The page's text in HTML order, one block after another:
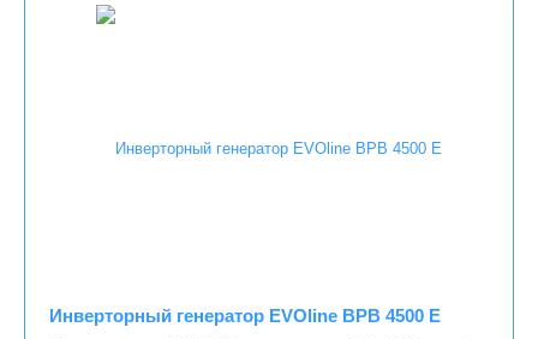
Инверторный генератор EVOline BPB 4500 E